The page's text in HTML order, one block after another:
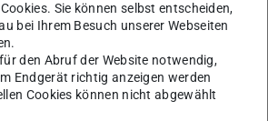
Sie können selbst entscheiden,
bei Ihrem Besuch unserer Webseiten
den Abruf der Website notwendig,
Endgerät richtig anzeigen werden
Cookies können nicht abgewählt